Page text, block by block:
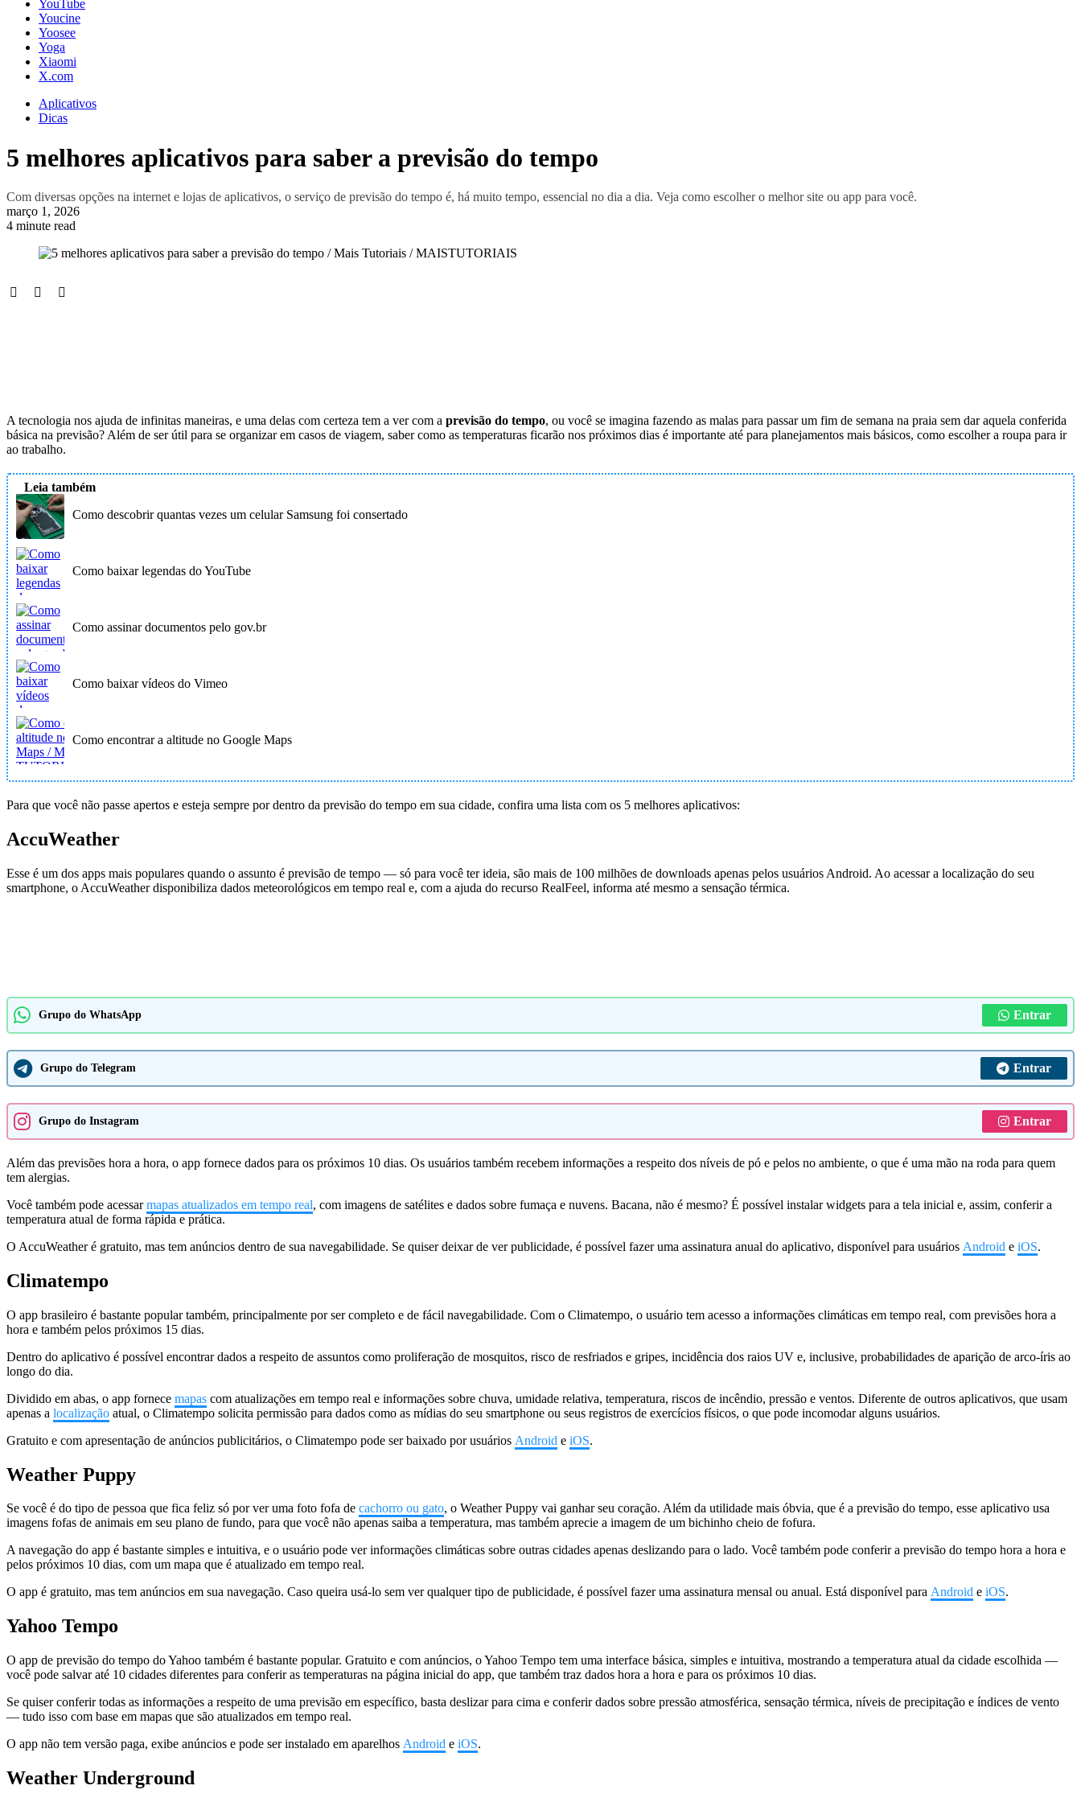
YouTube
Youcine
Yoosee
Yoga
Xiaomi
X.com
Aplicativos
Dicas
5 melhores aplicativos para saber a previsão do tempo
Com diversas opções na internet e lojas de aplicativos, o serviço de previsão do tempo é, há muito tempo, essencial no dia a dia. Veja como escolher o melhor site ou app para você.
março 1, 2026
4 minute read
A tecnologia nos ajuda de infinitas maneiras, e uma delas com certeza tem a ver com a previsão do tempo, ou você se imagina fazendo as malas para passar um fim de semana na praia sem dar aquela conferida
básica na previsão? Além de ser útil para se organizar em casos de viagem, saber como as temperaturas ficarão nos próximos dias é importante até para planejamentos mais básicos, como escolher a roupa para ir
ao trabalho.
Leia também
Como descobrir quantas vezes um celular Samsung foi consertado
Como baixar legendas do YouTube
Como assinar documentos pelo gov.br
Como baixar vídeos do Vimeo
Como encontrar a altitude no Google Maps
Para que você não passe apertos e esteja sempre por dentro da previsão do tempo em sua cidade, confira uma lista com os 5 melhores aplicativos:
AccuWeather
Esse é um dos apps mais populares quando o assunto é previsão de tempo — só para você ter ideia, são mais de 100 milhões de downloads apenas pelos usuários Android. Ao acessar a localização do seu
smartphone, o AccuWeather disponibiliza dados meteorológicos em tempo real e, com a ajuda do recurso RealFeel, informa até mesmo a sensação térmica.
Grupo do WhatsApp Entrar
Grupo do Telegram Entrar
Grupo do Instagram Entrar
Além das previsões hora a hora, o app fornece dados para os próximos 10 dias. Os usuários também recebem informações a respeito dos níveis de pó e pelos no ambiente, o que é uma mão na roda para quem
tem alergias.
Você também pode acessarmapas atualizados em tempo real, com imagens de satélites e dados sobre fumaça e nuvens. Bacana, não é mesmo? É possível instalar widgets para a tela inicial e, assim, conferir a
temperatura atual de forma rápida e prática.
O AccuWeather é gratuito, mas tem anúncios dentro de sua navegabilidade. Se quiser deixar de ver publicidade, é possível fazer uma assinatura anual do aplicativo, disponível para usuários Android e iOS.
Climatempo
O app brasileiro é bastante popular também, principalmente por ser completo e de fácil navegabilidade. Com o Climatempo, o usuário tem acesso a informações climáticas em tempo real, com previsões hora a
hora e também pelos próximos 15 dias.
Dentro do aplicativo é possível encontrar dados a respeito de assuntos como proliferação de mosquitos, risco de resfriados e gripes, incidência dos raios UV e, inclusive, probabilidades de aparição de arco-íris ao
longo do dia.
Dividido em abas, o app fornece mapas com atualizações em tempo real e informações sobre chuva, umidade relativa, temperatura, riscos de incêndio, pressão e ventos. Diferente de outros aplicativos, que usam
apenas a localização atual, o Climatempo solicita permissão para dados como as mídias do seu smartphone ou seus registros de exercícios físicos, o que pode incomodar alguns usuários.
Gratuito e com apresentação de anúncios publicitários, o Climatempo pode ser baixado por usuários Android e iOS.
Weather Puppy
Se você é do tipo de pessoa que fica feliz só por ver uma foto fofa de cachorro ou gato, o Weather Puppy vai ganhar seu coração. Além da utilidade mais óbvia, que é a previsão do tempo, esse aplicativo usa
imagens fofas de animais em seu plano de fundo, para que você não apenas saiba a temperatura, mas também aprecie a imagem de um bichinho cheio de fofura.
A navegação do app é bastante simples e intuitiva, e o usuário pode ver informações climáticas sobre outras cidades apenas deslizando para o lado. Você também pode conferir a previsão do tempo hora a hora e
pelos próximos 10 dias, com um mapa que é atualizado em tempo real.
O app é gratuito, mas tem anúncios em sua navegação. Caso queira usá-lo sem ver qualquer tipo de publicidade, é possível fazer uma assinatura mensal ou anual. Está disponível para Android e iOS.
Yahoo Tempo
O app de previsão do tempo do Yahoo também é bastante popular. Gratuito e com anúncios, o Yahoo Tempo tem uma interface básica, simples e intuitiva, mostrando a temperatura atual da cidade escolhida —
você pode salvar até 10 cidades diferentes para conferir as temperaturas na página inicial do app, que também traz dados hora a hora e para os próximos 10 dias.
Se quiser conferir todas as informações a respeito de uma previsão em específico, basta deslizar para cima e conferir dados sobre pressão atmosférica, sensação térmica, níveis de precipitação e índices de vento
— tudo isso com base em mapas que são atualizados em tempo real.
O app não tem versão paga, exibe anúncios e pode ser instalado em aparelhos Android e iOS.
Weather Underground